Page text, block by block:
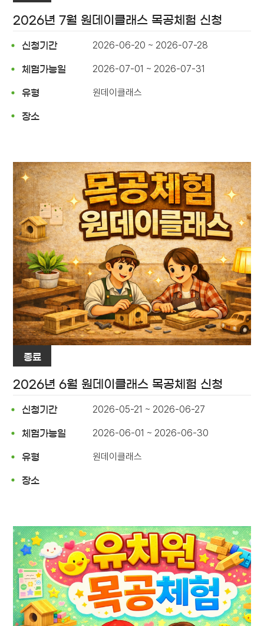
2026년 7월 원데이클래스 목공체험 신청
신청기간 2026-06-20 ~ 2026-07-28
체험가능일 2026-07-01 ~ 2026-07-31
유형 원데이클래스
장소
종료
2026년 6월 원데이클래스 목공체험 신청
신청기간 2026-05-21 ~ 2026-06-27
체험가능일 2026-06-01 ~ 2026-06-30
유형 원데이클래스
장소